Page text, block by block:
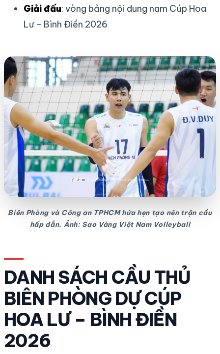
Giải đấu: vòng bảng nội dung nam Cúp Hoa
Lư – Bình Điền 2026
Biên Phòng và Công an TPHCM hứa hẹn tạo nên trận cầu
hấp dẫn. Ảnh: Sao Vàng Việt Nam Volleyball
DANH SÁCH CẦU THỦ
BIÊN PHÒNG DỰ CÚP
HOA LƯ – BÌNH ĐIỀN
2026